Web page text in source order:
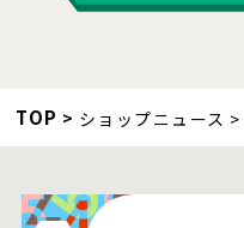
TOP ショップニュース